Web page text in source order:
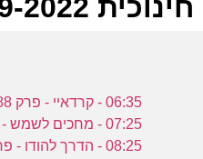
חינוכית 19-09-2022
06:35 - קרדאיי - פרק 288
07:25 - מחכים לשמש - פרק 44
08:25 - הדרך להודו - פרק 33